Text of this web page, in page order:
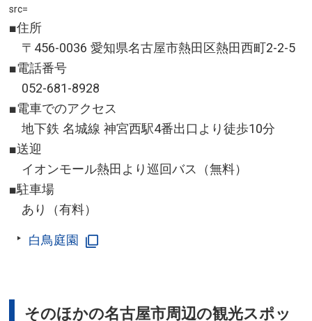
src=
■住所
〒456-0036 愛知県名古屋市熱田区熱田西町2-2-5
■電話番号
052-681-8928
■電車でのアクセス
地下鉄 名城線 神宮西駅4番出口より徒歩10分
■送迎
イオンモール熱田より巡回バス（無料）
■駐車場
あり（有料）
白鳥庭園
そのほかの名古屋市周辺の観光スポッ